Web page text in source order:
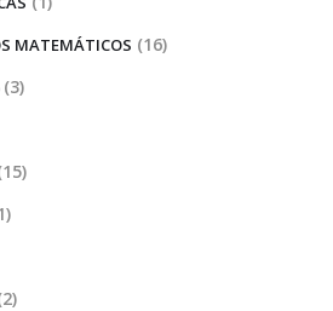
MATEMÁTICOS (16)
(3)